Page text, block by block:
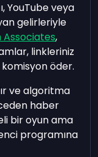
YouTube veya
gelirleriyle
Associates,
linkleriniz
öder.
ve algoritma
haber
bir oyun ama
programına